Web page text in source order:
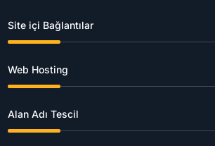
Site içi Bağlantılar
Web Hosting
Alan Adı Tescil